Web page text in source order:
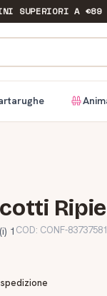
SUPERIORI A €89
1 COD: CONF-